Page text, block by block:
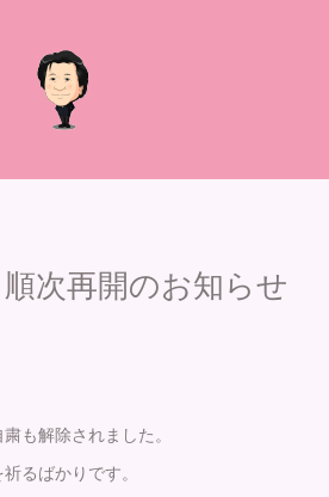
次再開のお知らせ
も解除されました。
るばかりです。